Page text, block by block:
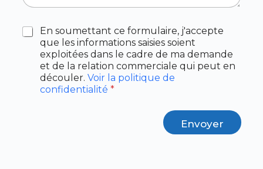
A
En soumettant ce formulaire, j'accepte
que les informations saisies soient
exploitées dans le cadre de ma demande
et de la relation commerciale qui peut en
découler. Voir la politique de
confidentialité *
Envoyer